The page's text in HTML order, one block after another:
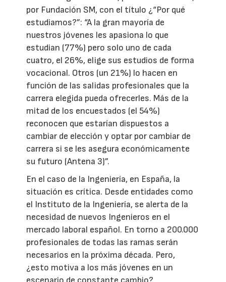
por Fundación SM, con el título ¿“Por qué
estudiamos?”: “A la gran mayoría de
nuestros jóvenes les apasiona lo que
estudian (77%) pero solo uno de cada
cuatro, el 26%, elige sus estudios de forma
vocacional. Otros (un 21%) lo hacen en
función de las salidas profesionales que la
carrera elegida pueda ofrecerles. Más de la
mitad de los encuestados (el 54%)
reconocen que estarían dispuestos a
cambiar de elección y optar por cambiar de
carrera si se les asegura económicamente
su futuro (Antena 3)”.
En el caso de la Ingeniería, en España, la
situación es crítica. Desde entidades como
el Instituto de la Ingeniería, se alerta de la
necesidad de nuevos Ingenieros en el
mercado laboral español. En torno a 200.000
profesionales de todas las ramas serán
necesarios en la próxima década. Pero,
¿esto motiva a los más jóvenes en un